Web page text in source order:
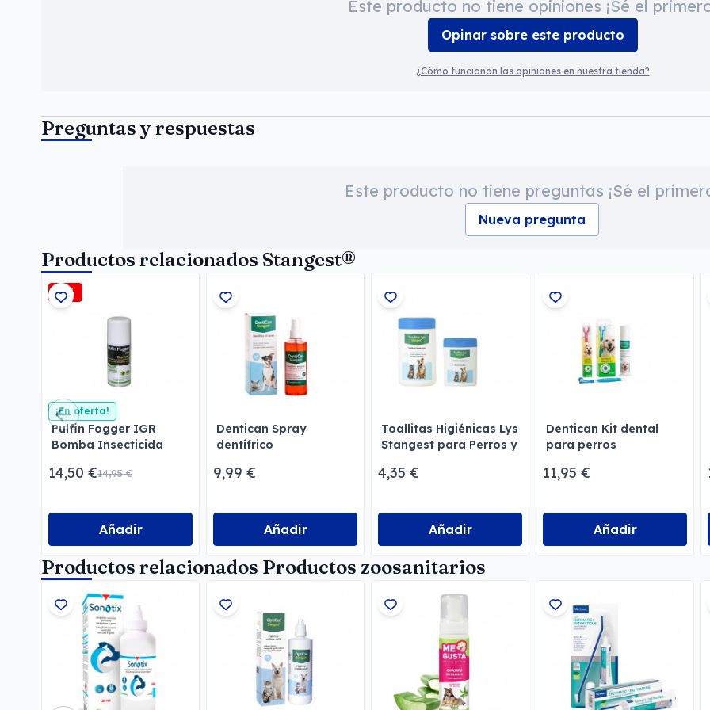
Este producto no tiene opiniones ¡Sé el
Opinar sobre este producto
¿Cómo funcionan las opiniones en nuestra tienda?
Preguntas y respuestas
Este producto no tiene preguntas ¡Sé el
Nueva pregunta
Productos relacionados Stangest®
-3%
¡En oferta!
Pulfin Fogger IGR
Bomba Insecticida
14,50 €14,95 €
Añadir
Dentican Spray
dentífrico
9,99 €
Añadir
Toallitas Higiénicas Lys
Stangest para Perros y
4,35 €
Añadir
Dentican Kit dental
para perros
11,95 €
Añadir
Productos relacionados Productos zoosanitarios